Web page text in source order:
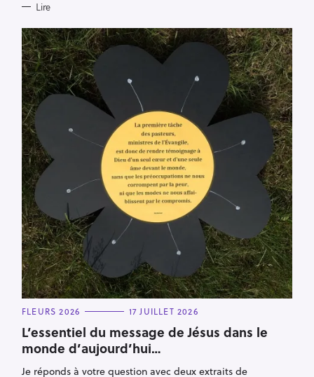
Lire
C
T
E
G
O
I
FLEURS 2026 17 JUILLET 2026
L’essentiel du message de Jésus dans le
monde d’aujourd’hui…
Je réponds à votre question avec deux extraits de